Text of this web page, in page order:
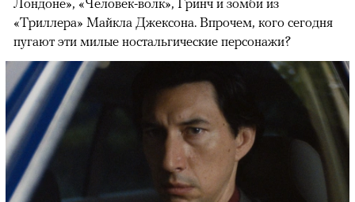
Лондоне», «Человек-волк», Гринч и зомби из
«Триллера» Майкла Джексона. Впрочем, кого сегодня
пугают эти милые ностальгические персонажи?